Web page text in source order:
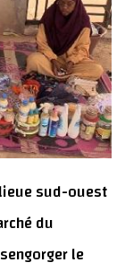
sud-ouest
du
le